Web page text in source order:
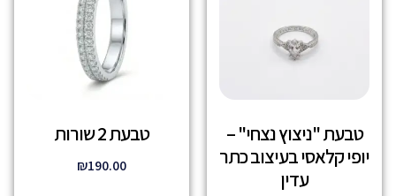
טבעת "ניצוץ נצחי" –
יופי קלאסי בעיצוב כתר
עדין
טבעת 2 שורות
₪190.00